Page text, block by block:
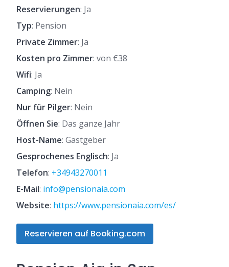
Reservierungen: Ja
Typ: Pension
Private Zimmer: Ja
Kosten pro Zimmer: von €38
Wifi: Ja
Camping: Nein
Nur für Pilger: Nein
Öffnen Sie: Das ganze Jahr
Host-Name: Gastgeber
Gesprochenes Englisch: Ja
Telefon: +34943270011
E-Mail: info@pensionaia.com
Website: https://www.pensionaia.com/es/
Reservieren auf Booking.com